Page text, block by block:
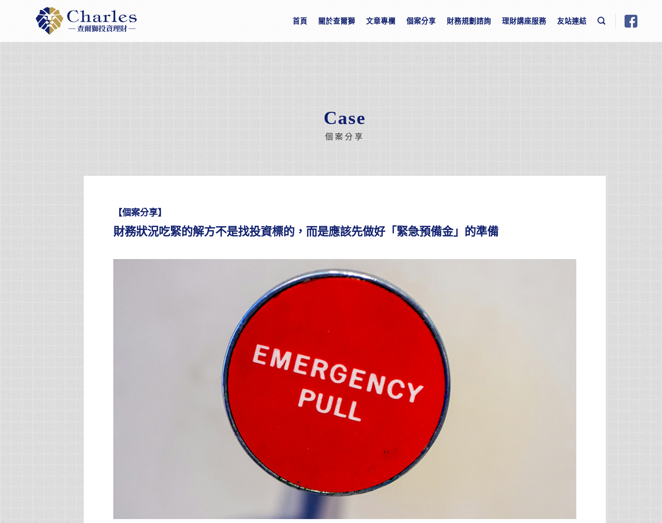
首頁 關於查爾獅 文章專欄 個案分享 財務規劃諮詢 理財講座服務 友站連結
Case
個案分享
【個案分享】
財務狀況吃緊的解方不是找投資標的，而是應該先做好「緊急預備金」的準備